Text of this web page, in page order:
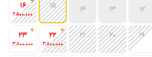
12
13
14
15
16
2٬500٬000
19
20
21
22
3٬800٬000
23
3٬800٬000